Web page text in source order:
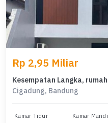
Rp 2,95 Miliar
Cigadung, Bandung
Kamar Tidur Kamar Mandi